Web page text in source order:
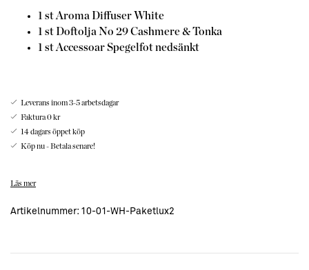
1 st Aroma Diffuser White
1 st Doftolja No 29Cashmere & Tonka
1 st Accessoar Spegelfot nedsänkt
Leverans inom 3-5 arbetsdagar
Faktura 0 kr
14 dagars öppet köp
Köp nu - Betala senare!
Doftpaket Lux1
Paket med våra storsäljande produkter, Aroma Diffuser i vitt
Läs mer
Artikelnummer: 10-01-WH-Paketlux2